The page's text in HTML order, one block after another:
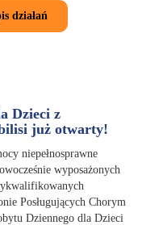
działań
Dzieci z
już otwarty!
niepełnosprawne
wyposażonych
Posługujących Chorym
Dziennego dla Dzieci